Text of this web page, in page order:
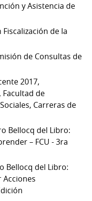
y Asistencia de
de la
de Consultas de
2017,
Facultad de
Carreras de
Bellocq del Libro:
– FCU - 3ra
Bellocq del Libro:
Acciones